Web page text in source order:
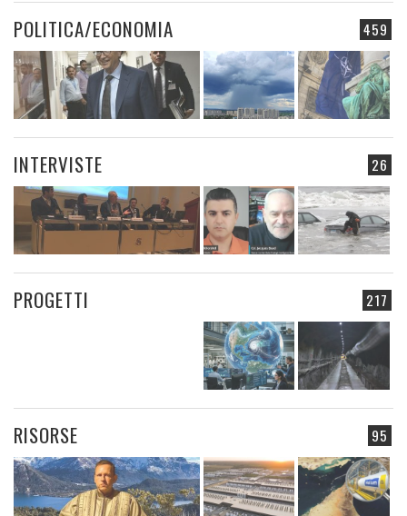
459
POLITICA/ECONOMIA
26
INTERVISTE
217
PROGETTI
95
RISORSE